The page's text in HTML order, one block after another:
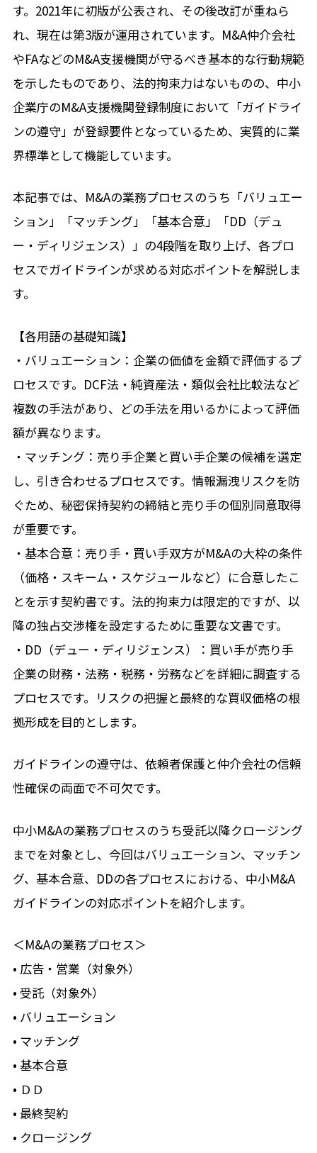
す。2021年に初版が公表され、その後改訂が重ねら
れ、現在は第3版が運用されています。M&A仲介会社
やFAなどのM&A支援機関が守るべき基本的な行動規範
を示したものであり、法的拘束力はないものの、中小
企業庁のM&A支援機関登録制度において「ガイドライ
ンの遵守」が登録要件となっているため、実質的に業
界標準として機能しています。
本記事では、M&Aの業務プロセスのうち「バリュエー
ション」「マッチング」「基本合意」「DD（デュ
ー・ディリジェンス）」の4段階を取り上げ、各プロ
セスでガイドラインが求める対応ポイントを解説しま
す。
【各用語の基礎知識】
・バリュエーション：企業の価値を金額で評価するプ
ロセスです。DCF法・純資産法・類似会社比較法など
複数の手法があり、どの手法を用いるかによって評価
額が異なります。
・マッチング：売り手企業と買い手企業の候補を選定
し、引き合わせるプロセスです。情報漏洩リスクを防
ぐため、秘密保持契約の締結と売り手の個別同意取得
が重要です。
・基本合意：売り手・買い手双方がM&Aの大枠の条件
（価格・スキーム・スケジュールなど）に合意したこ
とを示す契約書です。法的拘束力は限定的ですが、以
降の独占交渉権を設定するために重要な文書です。
・DD（デュー・ディリジェンス）：買い手が売り手
企業の財務・法務・税務・労務などを詳細に調査する
プロセスです。リスクの把握と最終的な買収価格の根
拠形成を目的とします。
ガイドラインの遵守は、依頼者保護と仲介会社の信頼
性確保の両面で不可欠です。
中小M&Aの業務プロセスのうち受託以降クロージング
までを対象とし、今回はバリュエーション、マッチン
グ、基本合意、DDの各プロセスにおける、中小M&A
ガイドラインの対応ポイントを紹介します。
＜M&Aの業務プロセス＞
• 広告・営業（対象外）
• 受託（対象外）
• バリュエーション
• マッチング
• 基本合意
• ＤＤ
• 最終契約
• クロージング